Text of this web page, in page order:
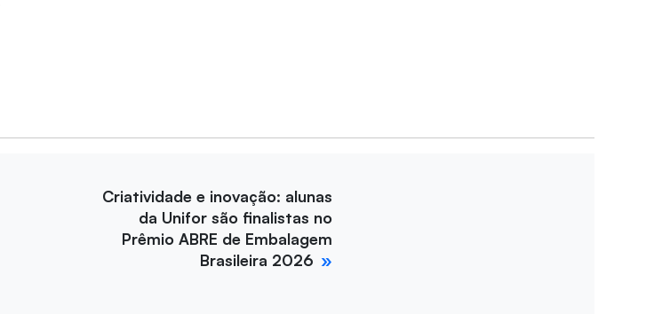
Criatividade e inovação: alunas
da Unifor são finalistas no
Prêmio ABRE de Embalagem
Brasileira 2026